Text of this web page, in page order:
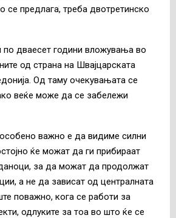
се предлага, треба двотретинско
по дваесет години вложувања во
од страна на Швајцарската
Од таму очекувањата се
веќе може да се забележи
важно е да видиме силни
ќе можат да ги прибираат
за да можат да продолжат
а не да зависат од централната
поважно, кога се работи за
одлуките за тоа во што ќе се